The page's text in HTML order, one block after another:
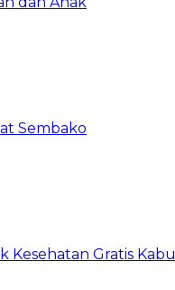
Sembako
Kesehatan Gratis